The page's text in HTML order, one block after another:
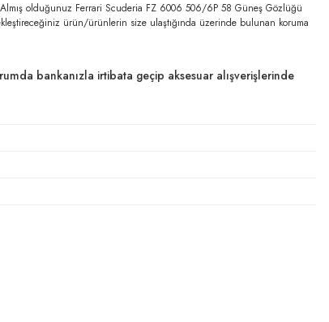
olduğunuz Ferrari Scuderia FZ 6006 506/6P 58 Güneş Gözlüğü
ürün/ürünlerin size ulaştığında üzerinde bulunan koruma
bankanızla irtibata geçip aksesuar alışverişlerinde